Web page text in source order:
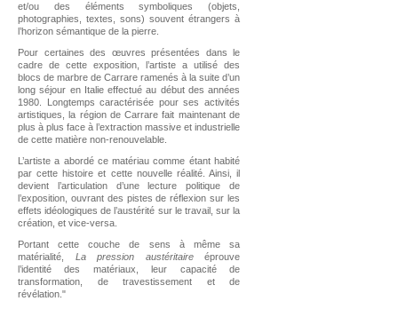
et/ou des éléments symboliques (objets,
photographies, textes, sons) souvent étrangers à
l’horizon sémantique de la pierre.
Pour certaines des œuvres présentées dans le
cadre de cette exposition, l’artiste a utilisé des
blocs de marbre de Carrare ramenés à la suite d’un
long séjour en Italie effectué au début des années
1980. Longtemps caractérisée pour ses activités
artistiques, la région de Carrare fait maintenant de
plus à plus face à l’extraction massive et industrielle
de cette matière non-renouvelable.
L’artiste a abordé ce matériau comme étant habité
par cette histoire et cette nouvelle réalité. Ainsi, il
devient l’articulation d’une lecture politique de
l’exposition, ouvrant des pistes de réflexion sur les
effets idéologiques de l’austérité sur le travail, sur la
création, et vice-versa.
Portant cette couche de sens à même sa
matérialité, La pression austéritaireéprouve
l’identité des matériaux, leur capacité de
transformation, de travestissement et de
révélation."